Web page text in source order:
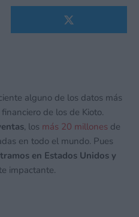
alguno de los datos más
de los de Kioto.
, los más 20 millones de
en todo el mundo. Pues
en Estados Unidos y
impactante.